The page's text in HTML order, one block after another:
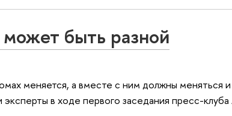
быть разной
меняется, а вместе с ним должны меняться
эксперты в ходе первого заседания пресс-